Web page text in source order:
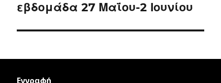
εβδομάδα 27 Μαΐου-2 Ιουνίου
Εγγραφή